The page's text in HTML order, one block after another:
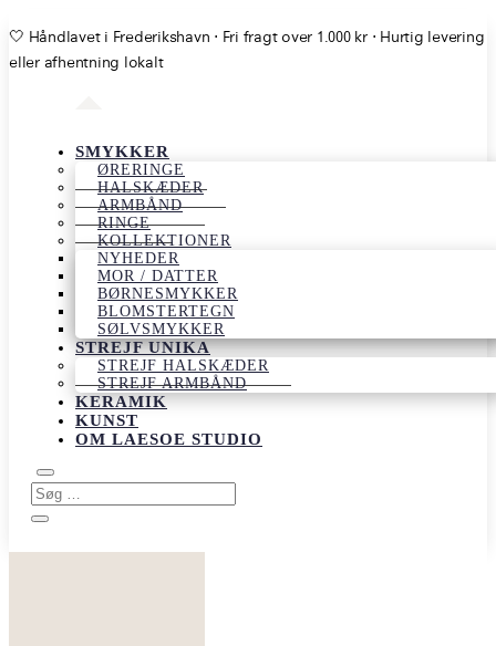
🤍 Håndlavet i Frederikshavn ⋅ Fri fragt over 1.000 kr ⋅ Hurtig levering
eller afhentning lokalt
SMYKKER
ØRERINGE
HALSKÆDER
ARMBÅND
RINGE
KOLLEKTIONER
NYHEDER
MOR / DATTER
BØRNESMYKKER
BLOMSTERTEGN
SØLVSMYKKER
STREJF UNIKA
STREJF HALSKÆDER
STREJF ARMBÅND
KERAMIK
KUNST
OM LAESOE STUDIO